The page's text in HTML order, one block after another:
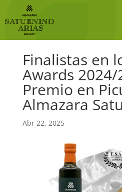
Finalistas en
Awards 2024/
Premio en
Almazara
Abr 22, 2025